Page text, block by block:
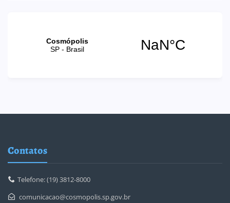
Contatos
Telefone: (19) 3812-8000
comunicacao@cosmopolis.sp.gov.br